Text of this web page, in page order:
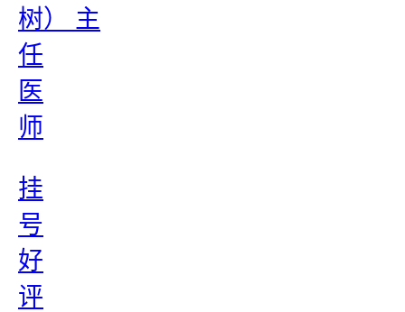
树） 主
任
医
师
挂
号
好
评